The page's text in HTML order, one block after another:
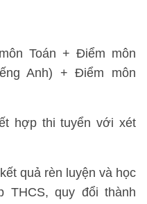
Toán + Điểm môn
Anh) + Điểm môn
hợp thi tuyển với xét
quả rèn luyện và học
quy đổi thành